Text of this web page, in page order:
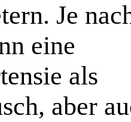
Je
eine
als
aber